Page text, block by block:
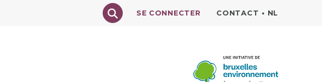
Texte à rechercher
SE CONNECTER CONTACT • NL